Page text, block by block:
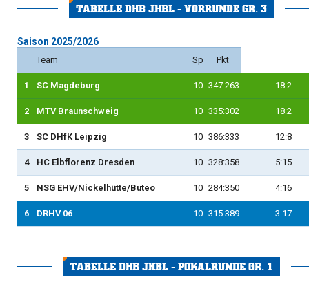
TABELLE DHB JHBL - VORRUNDE GR. 3
Saison 2025/2026
Team Sp Pkt
1 SC Magdeburg 10 347:263 18:2
2 MTV Braunschweig 10 335:302 18:2
3 SC DHfK Leipzig 10 386:333 12:8
4 HC Elbflorenz Dresden 10 328:358 5:15
5 NSG EHV/Nickelhütte/Buteo 10 284:350 4:16
6 DRHV 06 10 315:389 3:17
TABELLE DHB JHBL - POKALRUNDE GR. 1